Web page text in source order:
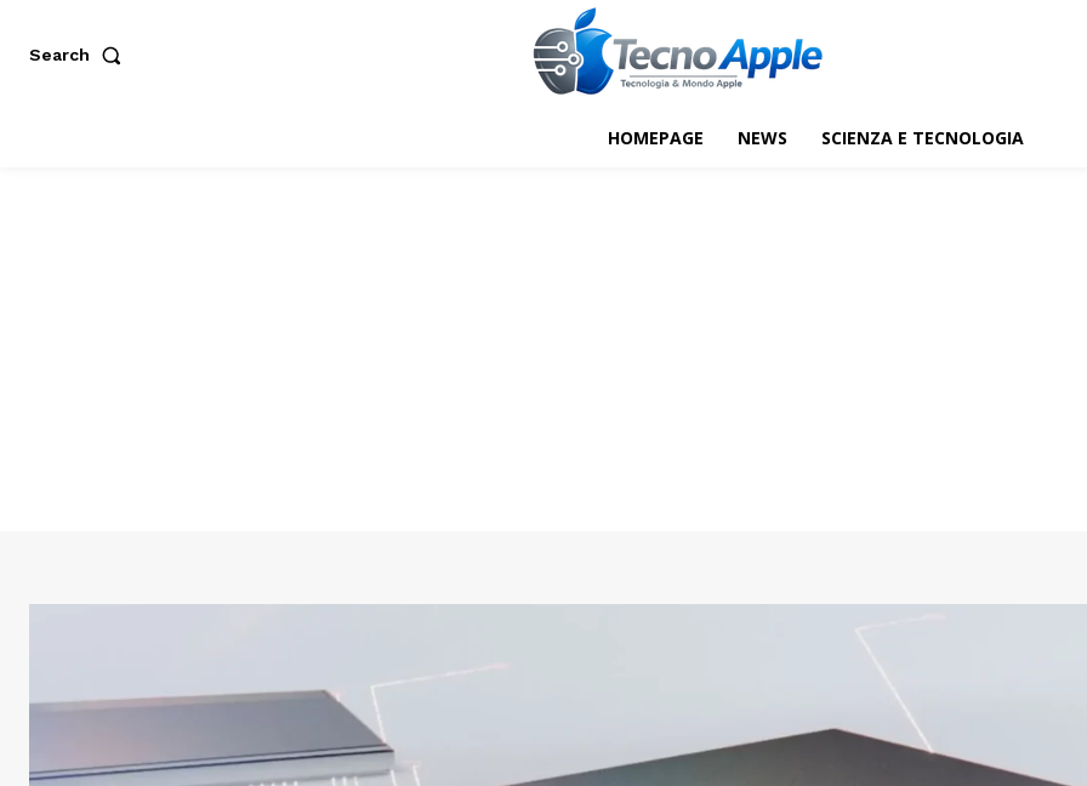
Search
HOMEPAGE NEWS SCIENZA E TECNOLOGIA